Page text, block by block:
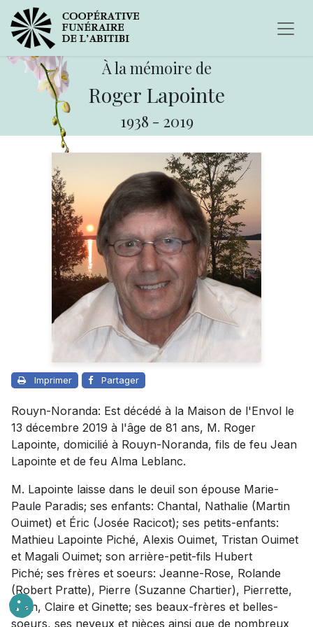
À la mémoire de
Roger Lapointe
1938 - 2019
Imprimer Partager
Rouyn-Noranda: Est décédé à la Maison de l'Envol le
13 décembre 2019 à l'âge de 81 ans, M. Roger
Lapointe, domicilié à Rouyn-Noranda, fils de feu Jean
Lapointe et de feu Alma Leblanc.
M. Lapointe laisse dans le deuil son épouse Marie-
Paule Paradis; ses enfants: Chantal, Nathalie (Martin
Ouimet) et Éric (Josée Racicot); ses petits-enfants:
Mathieu Lapointe Piché, Alexis Ouimet, Tristan Ouimet
et Magali Ouimet; son arrière-petit-fils Hubert
Piché; ses frères et soeurs: Jeanne-Rose, Rolande
(Robert Pratte), Pierre (Suzanne Chartier), Pierrette,
Jean, Claire et Ginette; ses beaux-frères et belles-
soeurs, ses neveux et nièces ainsi que de nombreux